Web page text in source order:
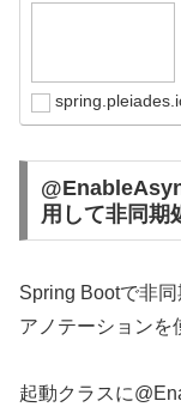
用して非同期
Spring Bootで非
アノテーションを
起動クラスに